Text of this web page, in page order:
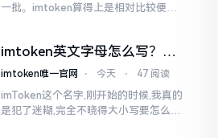
一批。imtoken算得上是相对比较便于
就得去寻觅电脑端的入口。
imtoken英文字母怎么写？正
确拼写看这里
imtoken唯一官网 ⋅ 今天 ⋅ 47 阅读
imToken这个名字,刚开始的时候,我真的
是犯了迷糊,完全不晓得大小写要怎么去